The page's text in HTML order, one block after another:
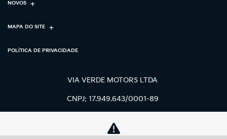
NOVOS
MAPA DO SITE
POLÍTICA DE PRIVACIDADE
VIA VERDE MOTORS LTDA
CNPJ: 17.949.643/0001-89